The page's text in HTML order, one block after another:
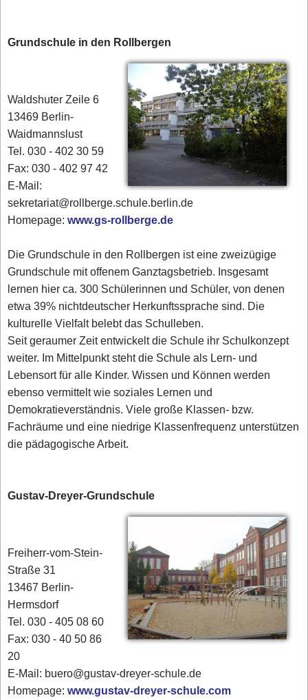
Grundschule in den Rollbergen
Waldshuter Zeile 6
13469 Berlin-
Waidmannslust
Tel. 030 - 402 30 59
Fax: 030 - 402 97 42
E-Mail:
sekretariat@rollberge.schule.berlin.de
Homepage:www.gs-rollberge.de
Die Grundschule in den Rollbergen ist eine zweizügige
Grundschule mit offenem Ganztagsbetrieb. Insgesamt
lernen hier ca. 300 Schülerinnen und Schüler, von denen
etwa 39% nichtdeutscher Herkunftssprache sind. Die
kulturelle Vielfalt belebt das Schulleben.
Seit geraumer Zeit entwickelt die Schule ihr Schulkonzept
weiter. Im Mittelpunkt steht die Schule als Lern- und
Lebensort für alle Kinder. Wissen und Können werden
ebenso vermittelt wie soziales Lernen und
Demokratieverständnis. Viele große Klassen- bzw.
Fachräume und eine niedrige Klassenfrequenz unterstützen
die pädagogische Arbeit.
Gustav-Dreyer-Grundschule
Freiherr-vom-Stein-
Straße 31
13467 Berlin-
Hermsdorf
Tel. 030 - 405 08 60
Fax: 030 - 40 50 86
20
E-Mail: buero@gustav-dreyer-schule.de
Homepage:www.gustav-dreyer-schule.com